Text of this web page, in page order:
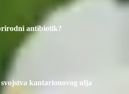
antibiotik?
kantarionovog ulja